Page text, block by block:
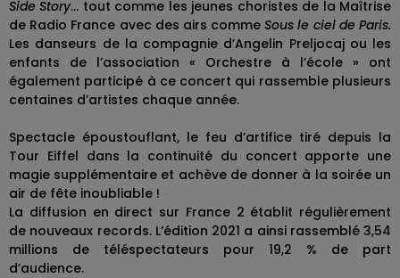
Side Story... tout comme les jeunes choristes de la Maîtrise
de Radio France avec des airs commeSous le ciel de Paris.
Les danseurs de la compagnie d’Angelin Preljocaj ou les
enfants de l’association « Orchestre à l’école » ont
également participé à ce concert qui rassemble plusieurs
centaines d’artistes chaque année.
Spectacle époustouflant, le feu d’artifice tiré depuis la
Tour Eiffel dans la continuité du concert apporte une
magie supplémentaire et achève de donner à la soirée un
air de fête inoubliable !
La diffusion en direct sur France 2 établit régulièrement
de nouveaux records. L’édition 2021 a ainsi rassemblé 3,54
millions de téléspectateurs pour 19,2 % de part
d’audience.